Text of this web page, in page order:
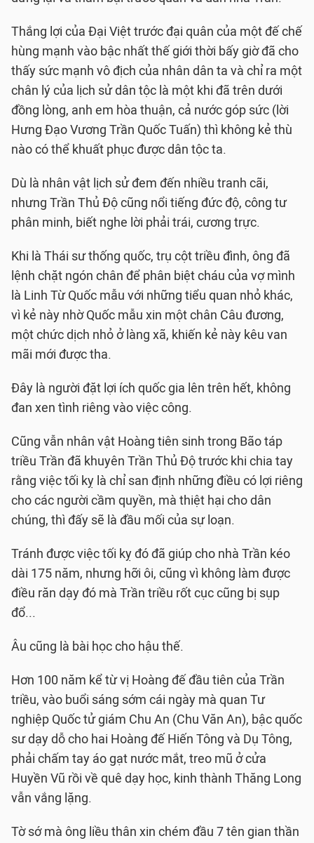
Thắng lợi của Ðại Việt trước đại quân của một đế chế
hùng mạnh vào bậc nhất thế giới thời bấy giờ đã cho
thấy sức mạnh vô địch của nhân dân ta và chỉ ra một
chân lý của lịch sử dân tộc là một khi đã trên dưới
đồng lòng, anh em hòa thuận, cả nước góp sức (lời
Hưng Ðạo Vương Trần Quốc Tuấn) thì không kẻ thù
nào có thể khuất phục được dân tộc ta.
Dù là nhân vật lịch sử đem đến nhiều tranh cãi,
nhưng Trần Thủ Ðộ cũng nổi tiếng đức độ, công tư
phân minh, biết nghe lời phải trái, cương trực.
Khi là Thái sư thống quốc, trụ cột triều đình, ông đã
lệnh chặt ngón chân để phân biệt cháu của vợ mình
là Linh Từ Quốc mẫu với những tiểu quan nhỏ khác,
vì kẻ này nhờ Quốc mẫu xin một chân Câu đương,
một chức dịch nhỏ ở làng xã, khiến kẻ này kêu van
mãi mới được tha.
Ðây là người đặt lợi ích quốc gia lên trên hết, không
đan xen tình riêng vào việc công.
Cũng vẫn nhân vật Hoàng tiên sinh trong Bão táp
triều Trần đã khuyên Trần Thủ Ðộ trước khi chia tay
rằng việc tối kỵ là chỉ san định những điều có lợi riêng
cho các người cầm quyền, mà thiệt hại cho dân
chúng, thì đấy sẽ là đầu mối của sự loạn.
Tránh được việc tối kỵ đó đã giúp cho nhà Trần kéo
dài 175 năm, nhưng hỡi ôi, cũng vì không làm được
điều răn dạy đó mà Trần triều rốt cục cũng bị sụp
đổ...
Âu cũng là bài học cho hậu thế.
Hơn 100 năm kể từ vị Hoàng đế đầu tiên của Trần
triều, vào buổi sáng sớm cái ngày mà quan Tư
nghiệp Quốc tử giám Chu An (Chu Văn An), bậc quốc
sư dạy dỗ cho hai Hoàng đế Hiến Tông và Dụ Tông,
phải chấm tay áo gạt nước mắt, treo mũ ở cửa
Huyền Vũ rồi về quê dạy học, kinh thành Thăng Long
vẫn vắng lặng.
Tờ sớ mà ông liều thân xin chém đầu 7 tên gian thần